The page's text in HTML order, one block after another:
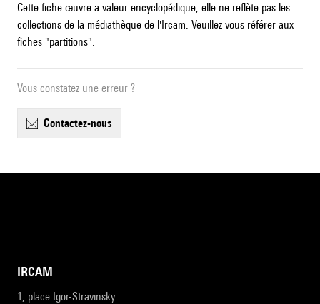
Cette fiche œuvre a valeur encyclopédique, elle ne reflète pas les
collections de la médiathèque de l'Ircam. Veuillez vous référer aux
fiches "partitions".
Vous constatez une erreur ?
contactez-nous
IRCAM
1, place Igor-Stravinsky